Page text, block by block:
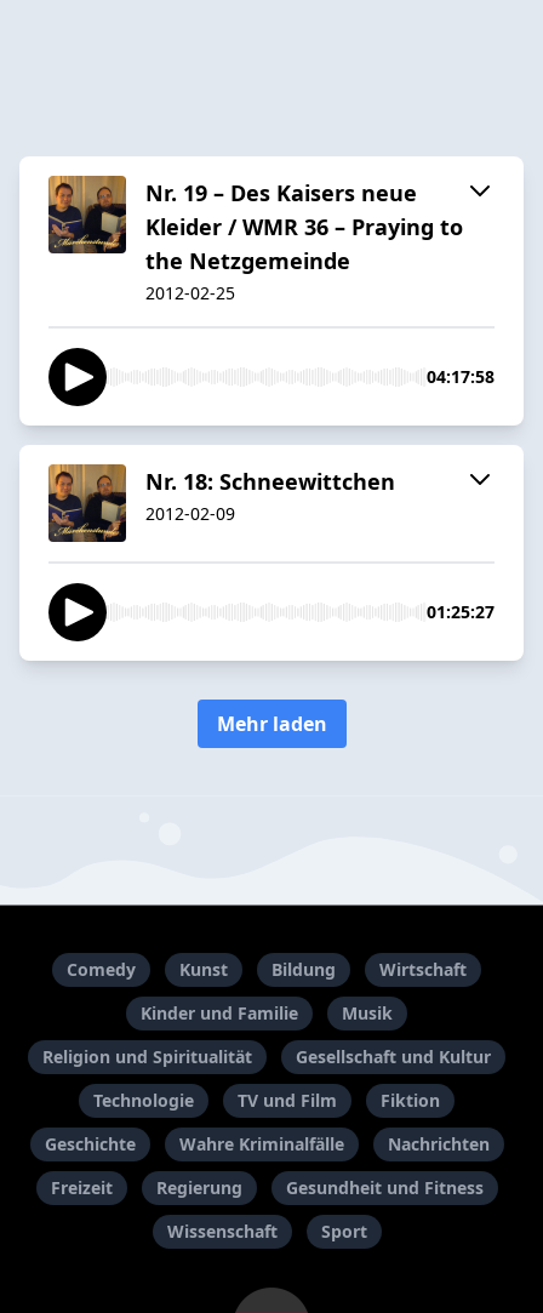
Nr. 19 – Des Kaisers neue
Kleider / WMR 36 – Praying to
the Netzgemeinde
2012-02-25
04:17:58
Nr. 18: Schneewittchen
2012-02-09
01:25:27
Mehr laden
Comedy Kunst Bildung
Wirtschaft
Kinder und Familie
Musik
Religion und Spiritualität
Gesellschaft und Kultur
Technologie
TV und Film
Fiktion
Geschichte
Wahre Kriminalfälle
Nachrichten
Freizeit
Regierung
Gesundheit und Fitness
Wissenschaft
Sport